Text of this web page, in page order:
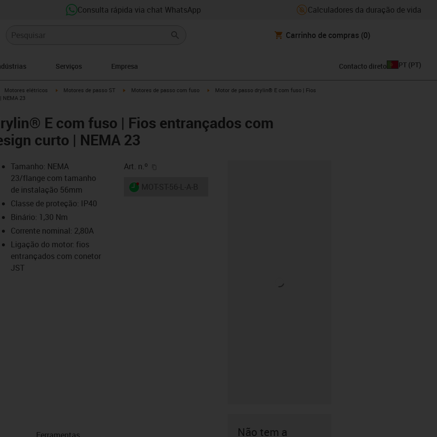
Consulta rápida via chat WhatsApp Calculadores da duração de vida
Carrinho de compras (0)
Serviços Empresa Contacto direto PT (PT)
igus-icon-arrow-right
Motores elétricos igus-icon-arrow-right
Motores de passo ST igus-icon-arrow-right
Motores de passo com fuso igus-icon-arrow-right
Motor de passo drylin® E com fuso | Fios
NEMA 23
E com fuso | Fios entrançados com
curto | NEMA 23
icon-lupe
icon-lupe
icon-lupe
icon-lupe
icon-lupe
icon-arrow-right
Tamanho: NEMA
23/flange com tamanho
de instalação 56mm
Classe de proteção: IP40
Binário: 1,30 Nm
Corrente nominal: 2,80A
Ligação do motor: fios
entrançados com conetor
JST
Art. n.º
igus-icon-lieferzeit-dot
Ferramentas
Não tem a